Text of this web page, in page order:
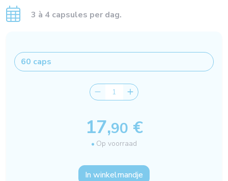
3 à 4 capsules per dag.
17,90 €
Op voorraad
In winkelmandje